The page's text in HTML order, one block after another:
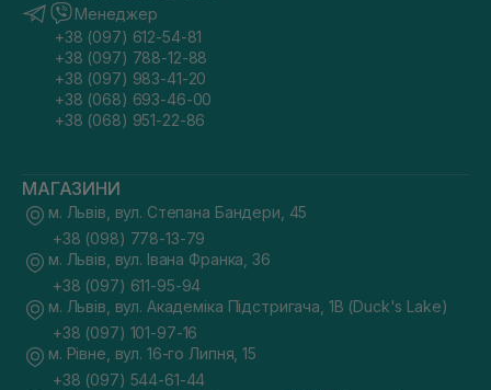
Менеджер
+38 (097) 612-54-81
+38 (097) 788-12-88
+38 (097) 983-41-20
+38 (068) 693-46-00
+38 (068) 951-22-86
МАГАЗИНИ
м. Львів, вул. Степана Бандери, 45
+38 (098) 778-13-79
м. Львів, вул. Івана Франка, 36
+38 (097) 611-95-94
м. Львів, вул. Академіка Підстригача, 1В (Duck's Lake)
+38 (097) 101-97-16
м. Рівне, вул. 16-го Липня, 15
+38 (097) 544-61-44